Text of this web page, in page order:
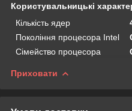
Користувальницькі
Кількість ядер
Покоління процесора Intel
Сімейство процесора
Приховати